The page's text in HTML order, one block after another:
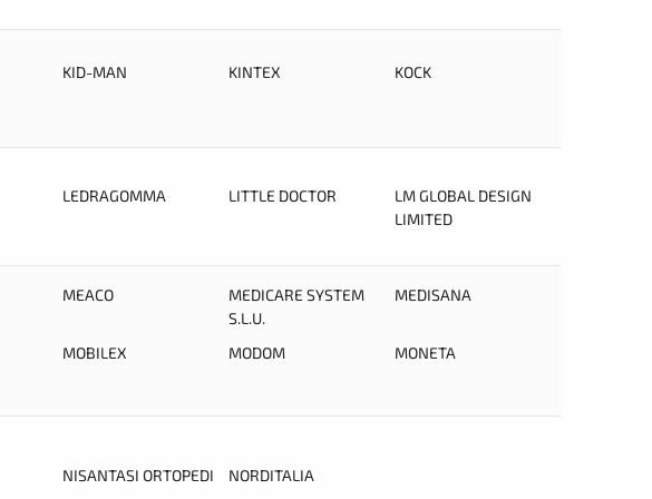
KID-MAN KINTEX
KOCK
LEDRAGOMMA LITTLE DOCTOR
LM GLOBAL DESIGN
LIMITED
MEACO
MEDICARE SYSTEM
S.L.U.
MEDISANA
MOBILEX MODOM
MONETA
NISANTASI ORTOPEDI NORDITALIA